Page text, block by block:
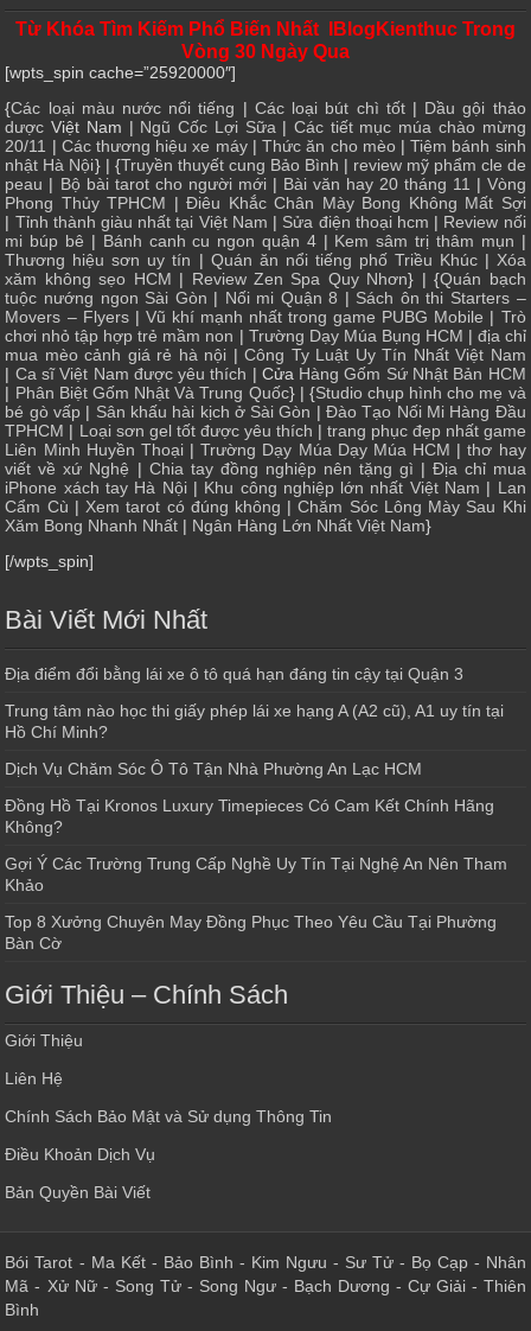
Từ Khóa Tìm Kiếm Phổ Biến Nhất IBlogKienthuc Trong
Vòng 30 Ngày Qua
[wpts_spin cache=”25920000″]
{Các loại màu nước nổi tiếng | Các loại bút chì tốt| Dầu gội thảo
dược Việt Nam | Ngũ Cốc Lợi Sữa | Các tiết mục múa chào mừng
20/11 | Các thương hiệu xe máy|Thức ăn cho mèo|Tiệm bánh sinh
nhật Hà Nội} | {Truyền thuyết cung Bảo Bình | review mỹ phẩm cle de
peau | Bộ bài tarot cho người mới| Bài văn hay 20 tháng 11 | Vòng
Phong Thủy TPHCM |Điêu Khắc Chân Mày Bong Không Mất Sợi
| Tỉnh thành giàu nhất tại Việt Nam | Sửa điện thoại hcm | Review nối
mi búp bê | Bánh canh cu ngon quận 4| Kem sâm trị thâm mụn |
Thương hiệu sơn uy tín | Quán ăn nổi tiếng phố Triều Khúc| Xóa
xăm không sẹo HCM | Review Zen Spa Quy Nhơn} | {Quán bạch
tuộc nướng ngon Sài Gòn | Nối mi Quận 8 | Sách ôn thi Starters –
Movers – Flyers| Vũ khí mạnh nhất trong game PUBG Mobile | Trò
chơi nhỏ tập hợp trẻ mầm non | Trường Dạy Múa Bụng HCM | địa chỉ
mua mèo cảnh giá rẻ hà nội |Công Ty Luật Uy Tín Nhất Việt Nam
| Ca sĩ Việt Nam được yêu thích | Cửa Hàng Gốm Sứ Nhật Bản HCM
| Phân Biệt Gốm Nhật Và Trung Quốc} | {Studio chụp hình cho mẹ và
bé gò vấp | Sân khấu hài kịch ở Sài Gòn |Đào Tạo Nối Mi Hàng Đầu
TPHCM | Loại sơn gel tốt được yêu thích | trang phục đẹp nhất game
Liên Minh Huyền Thoại|Trường Dạy Múa Dạy Múa HCM |thơ hay
viết về xứ Nghệ | Chia tay đồng nghiệp nên tặng gì | Địa chỉ mua
iPhone xách tay Hà Nội| Khu công nghiệp lớn nhất Việt Nam | Lan
Cẩm Cù | Xem tarot có đúng không |Chăm Sóc Lông Mày Sau Khi
Xăm Bong Nhanh Nhất | Ngân Hàng Lớn Nhất Việt Nam}
[/wpts_spin]
Bài Viết Mới Nhất
Địa điểm đổi bằng lái xe ô tô quá hạn đáng tin cậy tại Quận 3
Trung tâm nào học thi giấy phép lái xe hạng A (A2 cũ), A1 uy tín tại
Hồ Chí Minh?
Dịch Vụ Chăm Sóc Ô Tô Tận Nhà Phường An Lạc HCM
Đồng Hồ Tại Kronos Luxury Timepieces Có Cam Kết Chính Hãng
Không?
Gợi Ý Các Trường Trung Cấp Nghề Uy Tín Tại Nghệ An Nên Tham
Khảo
Top 8 Xưởng Chuyên May Đồng Phục Theo Yêu Cầu Tại Phường
Bàn Cờ
Giới Thiệu – Chính Sách
Giới Thiệu
Liên Hệ
Chính Sách Bảo Mật và Sử dụng Thông Tin
Điều Khoản Dịch Vụ
Bản Quyền Bài Viết
Bói Tarot - Ma Kết- Bảo Bình - Kim Ngưu - Sư Tử- Bọ Cạp- Nhân
Mã - Xử Nữ- Song Tử- Song Ngư- Bạch Dương - Cự Giải- Thiên
Bình